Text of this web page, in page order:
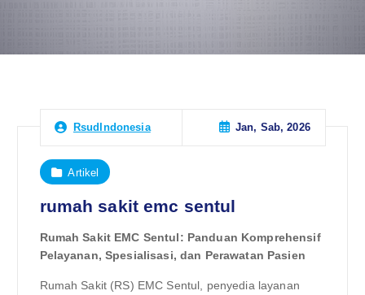
RsudIndonesia Jan, Sab, 2026
Artikel
rumah sakit emc sentul
Rumah Sakit EMC Sentul: Panduan Komprehensif
Pelayanan, Spesialisasi, dan Perawatan Pasien
Rumah Sakit (RS) EMC Sentul, penyedia layanan